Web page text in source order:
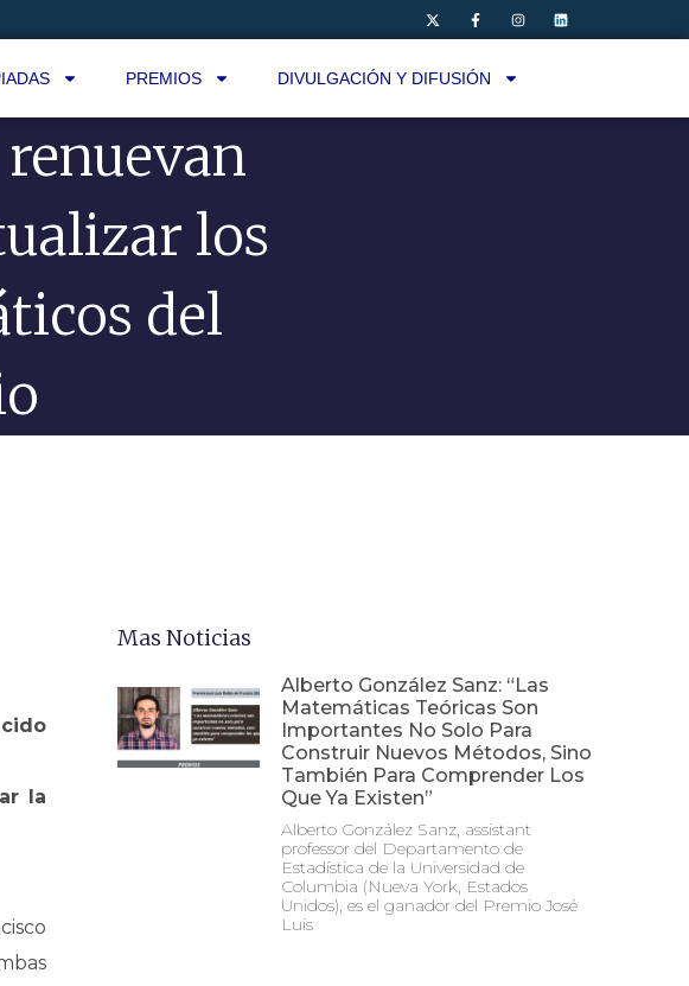
PREMIOS DIVULGACIÓN Y DIFUSIÓN
los
del
la
Mas Noticias
Alberto González Sanz: “Las
Matemáticas Teóricas Son
Importantes No Solo Para
Construir Nuevos Métodos, Sino
También Para Comprender Los
Que Ya Existen”
Alberto González Sanz, assistant
professor del Departamento de
Estadística de la Universidad de
Columbia (Nueva York, Estados
Unidos), es el ganador del Premio José
Luis